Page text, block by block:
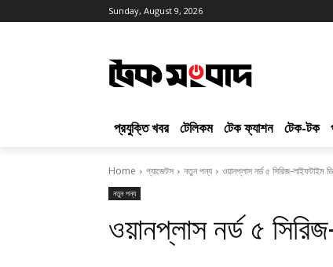
Sunday, August 9, 2026
প্রযুক্তি খবর টেলিকম টেক ফ্যাশন টেক-টক
Home গ্যাজেটস নতুন পন্য ওয়ানপ্লাস নর্ড ৫ সিরিজ-লাইফটাইম
নতুন পন্য
ওয়ানপ্লাস নর্ড ৫